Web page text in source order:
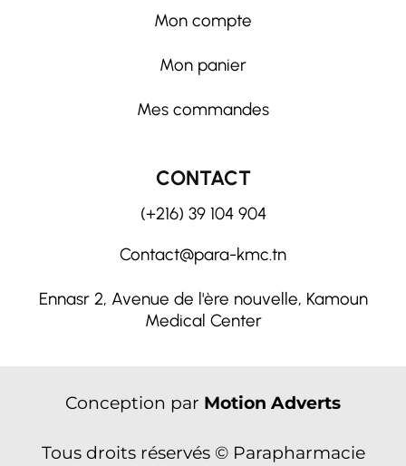
Mon compte
Mon panier
Mes commandes
CONTACT
(+216) 39 104 904
Contact@para-kmc.tn
Ennasr 2, Avenue de l'ère nouvelle, Kamoun
Medical Center
Conception par Motion Adverts
Tous droits réservés © Parapharmacie